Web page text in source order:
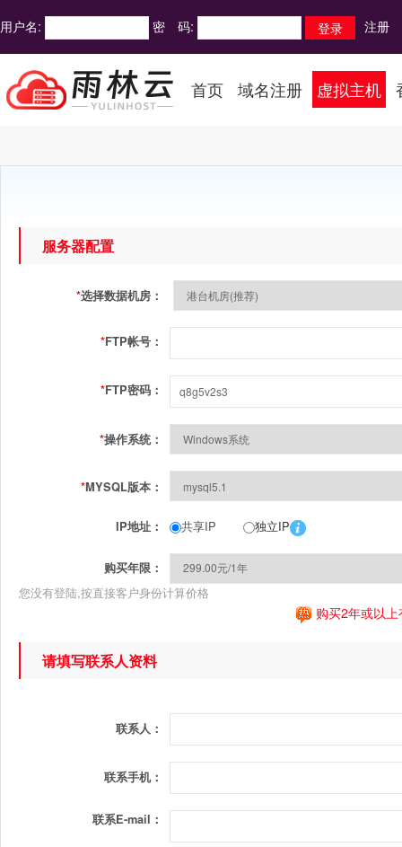
用户名: 密 码: 注册
首页 域名注册 虚拟主机
服务器配置
*选择数据机房：
*FTP帐号：
*FTP密码：
*操作系统：
*MYSQL版本：
IP地址： 共享IP 独立IP
购买年限：
您没有登陆,按直接客户身份计算价格
购买2年或以
请填写联系人资料
联系人：
联系手机：
联系E-mail：